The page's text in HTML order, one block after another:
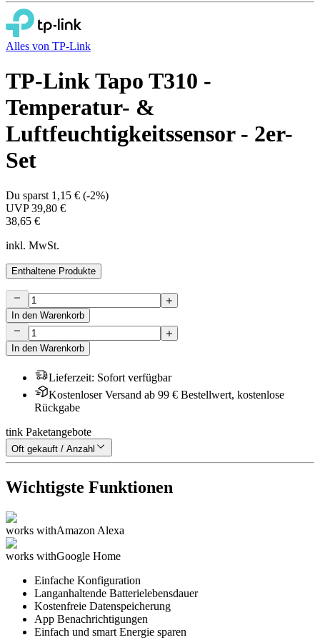
Alles von TP-Link
TP-Link Tapo T310 -
Temperatur- &
Luftfeuchtigkeitssensor - 2er-
Set
Du sparst 1,15 € (-2%)
UVP39,80 €
38,65 €
inkl. MwSt.
Enthaltene Produkte
In den Warenkorb
In den Warenkorb
Lieferzeit: Sofort verfügbar
Kostenloser Versand ab 99 € Bestellwert, kostenlose
Rückgabe
tink Paketangebote
Oft gekauft / Anzahl
Wichtigste Funktionen
works withAmazon Alexa
works withGoogle Home
Einfache Konfiguration
Langanhaltende Batterielebensdauer
Kostenfreie Datenspeicherung
App Benachrichtigungen
Einfach und smart Energie sparen